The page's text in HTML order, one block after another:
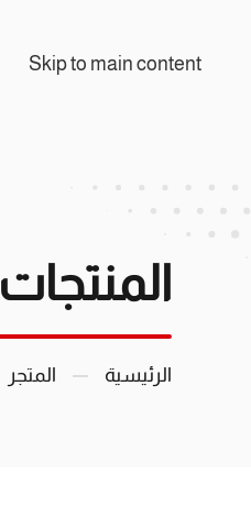
Skip to main content
المنتجات
الرئيسية المتجر